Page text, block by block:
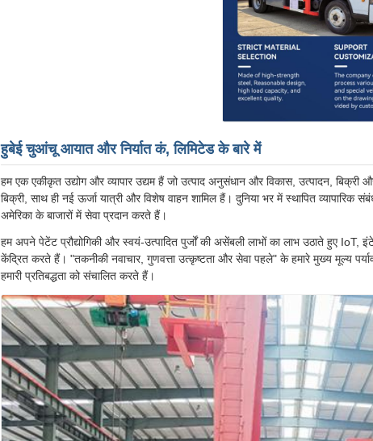
हुबेई चुआंचू आयात और निर्यात कं, लिमिटेड के बारे में
हम एक एकीकृत उद्योग और व्यापार उद्यम हैं जो उत्पाद अनुसंधान और विकास, उत्पादन, बिक्री
बिक्री, साथ ही नई ऊर्जा यात्री और विशेष वाहन शामिल हैं। दुनिया भर में स्थापित व्यापारिक
अमेरिका के बाजारों में सेवा प्रदान करते हैं।
हम अपने पेटेंट प्रौद्योगिकी और स्वयं-उत्पादित पुर्जों की असेंबली लाभों का लाभ उठाते हुए
केंद्रित करते हैं। "तकनीकी नवाचार, गुणवत्ता उत्कृष्टता और सेवा पहले" के हमारे मुख्य मूल्य
हमारी प्रतिबद्धता को संचालित करते हैं।